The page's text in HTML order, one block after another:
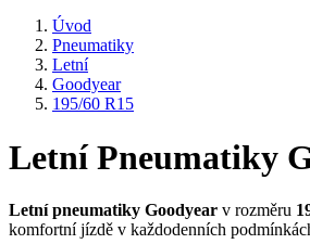
Úvod
Pneumatiky
Letní
Goodyear
195/60 R15
Letní Pneumatiky
Letní pneumatiky Goodyear v rozměru
komfortní jízdě v každodenních